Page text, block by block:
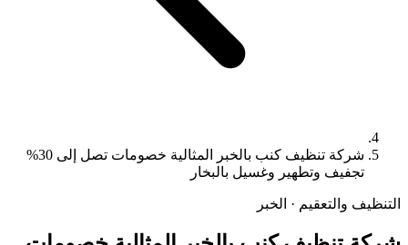
شركة تنظيف كنب بالخبر المثالية خصومات تصل إلى 30%
تجفيف وتطهير وغسيل بالبخار
التنظيف والتعقيم · الخبر